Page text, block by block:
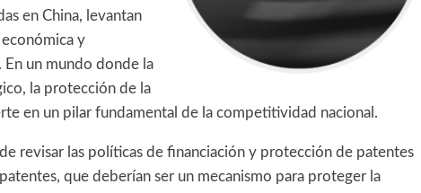
en China, levantan
y
un mundo donde la
la protección de la
en un pilar fundamental de la competitividad nacional.
revisar las políticas de financiación y protección de patentes
que deberían ser un mecanismo para proteger la